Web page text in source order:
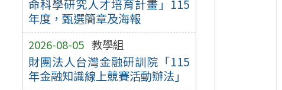
命科學研究人才培育計畫」115
年度，甄選簡章及海報
2026-08-05 教學組
財團法人台灣金融研訓院「115
年金融知識線上競賽活動辦法」